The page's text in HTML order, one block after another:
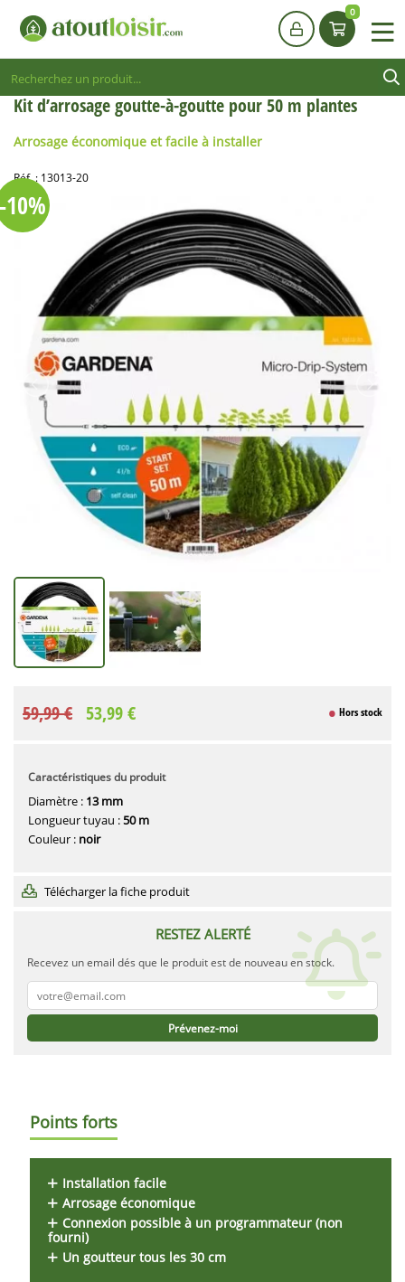
Kit d’arrosage goutte-à-goutte pour 50 m plantes
Arrosage économique et facile à installer
Réf. : 13013-20
-10%
59,99 € 53,99 € Hors stock
Caractéristiques du produit
Diamètre : 13 mm
Longueur tuyau :50 m
Couleur : noir
Télécharger la fiche produit
RESTEZ ALERTÉ
Recevez un email dés que le produit est de nouveau en stock.
Prévenez-moi
Points forts
Installation facile
Arrosage économique
Connexion possible à un programmateur (non
fourni)
Un goutteur tous les 30 cm
0